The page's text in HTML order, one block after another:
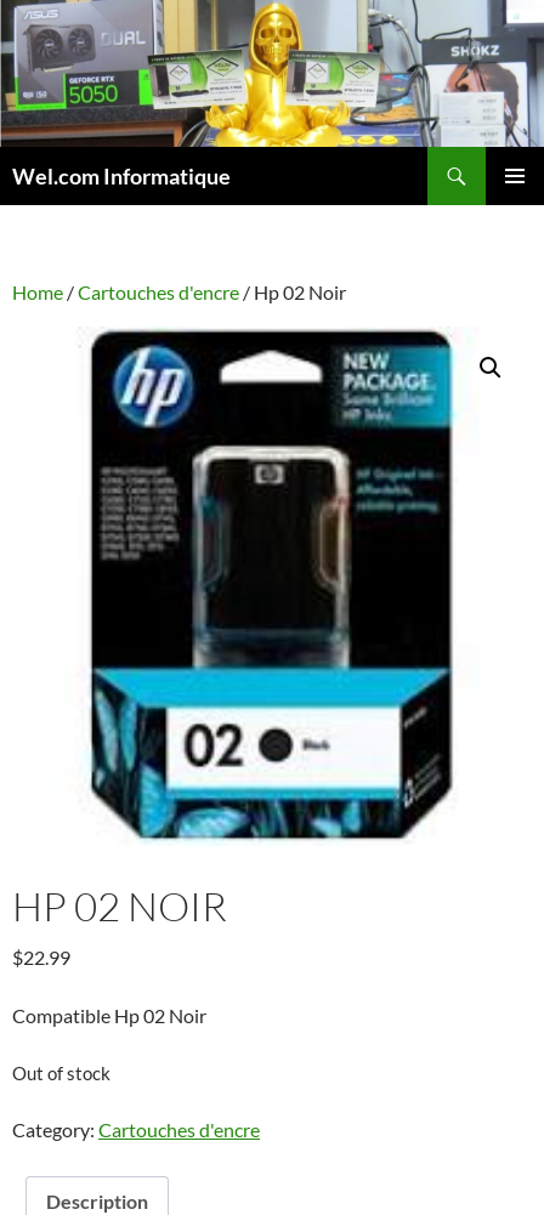
Skip
to
content
Wel.com Informatique
Home /Cartouches d'encre / Hp 02 Noir
HP 02 NOIR
$22.99
Compatible Hp 02 Noir
Out of stock
Category: Cartouches d'encre
Description